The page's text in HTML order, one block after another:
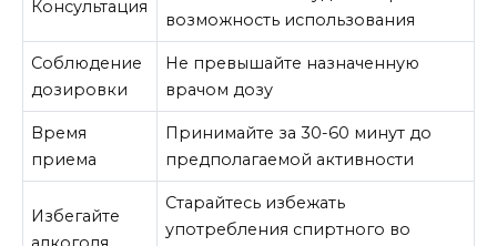
Консультация
возможность использования
Соблюдение
дозировки
Не превышайте назначенную
врачом дозу
Время
приема
Принимайте за 30-60 минут до
предполагаемой активности
Избегайте
Старайтесь избежать
употребления спиртного во